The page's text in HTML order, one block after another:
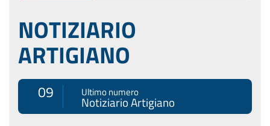
NOTIZIARIO
ARTIGIANO
09 Ultimo numero
Notiziario Artigiano